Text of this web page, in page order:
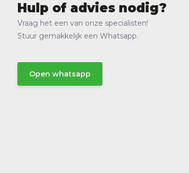
Hulp of advies nodig?
Vraag het een van onze specialisten!
Stuur gemakkelijk een Whatsapp.
Open whatsapp